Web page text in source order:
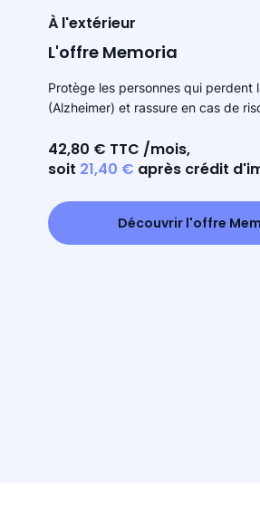
À l'extérieur
L'offre Memoria
Protège les personnes qui perdent
(Alzheimer) et rassure en cas de
42,80 € TTC /mois,
soit 21,40 € après crédit
Découvrir l'offre